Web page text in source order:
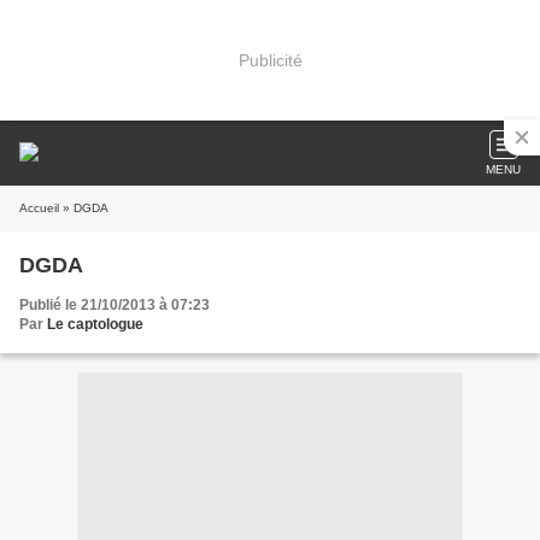
Publicité
MENU
Accueil » DGDA
DGDA
Publié le 21/10/2013 à 07:23
Par Le captologue